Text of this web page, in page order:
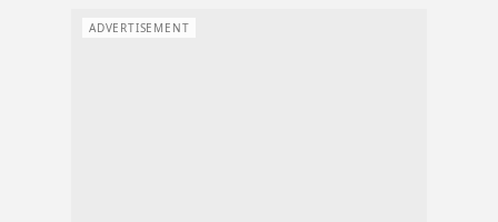
ADVERTISEMENT